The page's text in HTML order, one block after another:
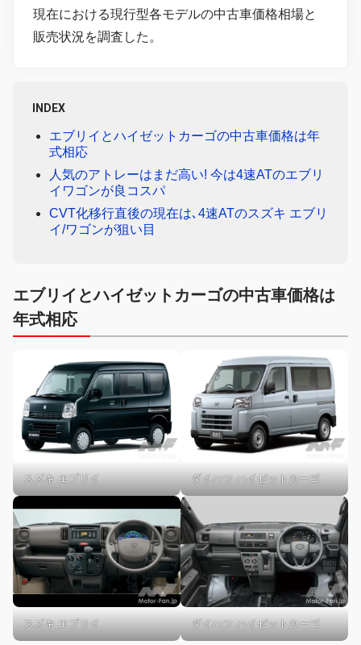
現在における現行型各モデルの中古車価格相場と
販売状況を調査した。
INDEX
エブリイとハイゼットカーゴの中古車価格は年
式相応
人気のアトレーはまだ高い! 今は4速ATのエブリ
イワゴンが良コスパ
CVT化移行直後の現在は､4速ATのスズキ エブリ
イ/ワゴンが狙い目
エブリイとハイゼットカーゴの中古車価格は
年式相応
スズキ エブリイ ダイハツ ハイゼットカーゴ
スズキ エブリイ ダイハツ ハイゼットカーゴ